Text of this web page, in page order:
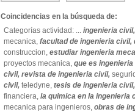
Coincidencias en la búsqueda de:
Categorías actividad: ... ingenieria civil,
mecanica, facultad de ingenieria civil,
construccion, estudiar ingenieria
proyectos mecanica, que es
civil, revista de ingenieria civil,
civil, teledyne, tesis de ingenieria civil,
financiera, la quimica en la ingenieria
mecanica para ingenieros, obras de